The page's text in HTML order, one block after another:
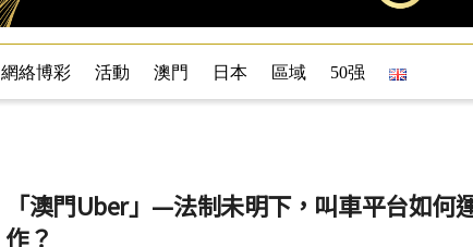
網絡博彩 活動 澳門 日本 區域 50强
「澳門Uber」—法制未明下，叫車平台如何
作？